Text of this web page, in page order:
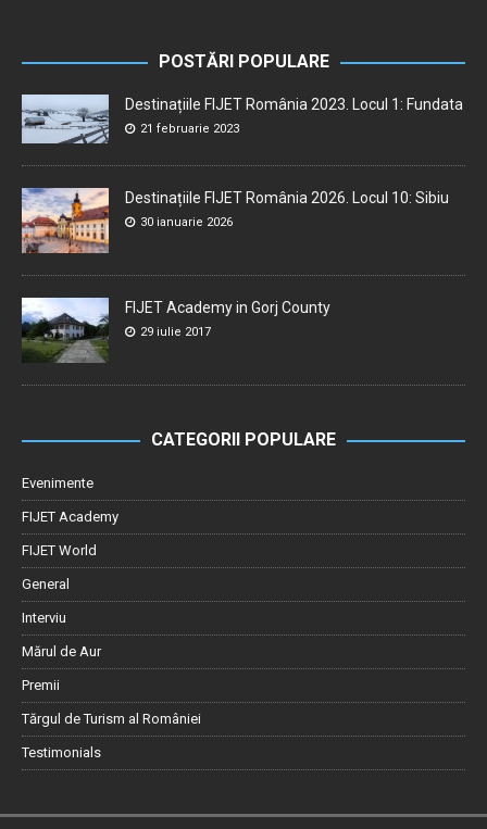
POSTĂRI POPULARE
Destinațiile FIJET România 2023. Locul 1: Fundata
21 februarie 2023
Destinațiile FIJET România 2026. Locul 10: Sibiu
30 ianuarie 2026
FIJET Academy in Gorj County
29 iulie 2017
CATEGORII POPULARE
Evenimente
FIJET Academy
FIJET World
General
Interviu
Mărul de Aur
Premii
Tărgul de Turism al României
Testimonials